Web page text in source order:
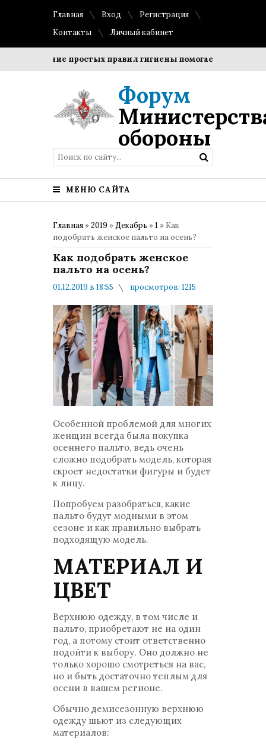
Главная Вход
Регистрация
Контакты
Личный кабинет
простых правил гигиены помогает сохранить
Форум
обороны
МЕНЮ САЙТА
Главная »2019 »Декабрь »1 » Как
подобрать женское пальто на осень?
Как подобрать женское
пальто на осень?
01.12.2019 в 18:55
просмотров: 1215
Мнения и публикации
Особенной проблемой для многих
женщин всегда была покупка
осеннего пальто, ведь очень
сложно подобрать модель, которая
скроет недостатки фигуры и будет
к лицу.
Попробуем разобраться, какие
пальто будут модными в этом
сезоне и как правильно выбрать
подходящую модель.
МАТЕРИАЛ И
ЦВЕТ
Верхнюю одежду, в том числе и
пальто, приобретают не на один
год, а потому стоит ответственно
подойти к выбору. Оно должно не
только хорошо смотреться на вас,
но и быть достаточно теплым для
осени в вашем регионе.
Обычно демисезонную верхнюю
одежду шьют из следующих
материалов: